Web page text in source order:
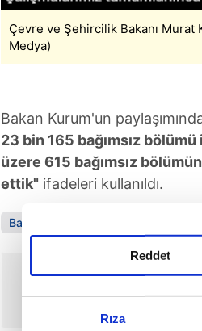
Rıza
Reddet
Çevre ve Şehircilik Bakanı
Medya)
Bakan Kurum'un
23 bin 165 bağımsız
üzere 615 bağımsız
ettik" ifadeleri kullanıldı.
Balıkesir
ÖNCEKİ HABER